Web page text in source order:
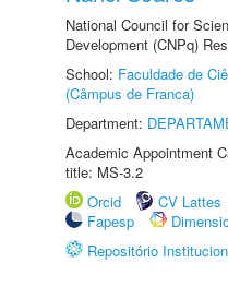
National Council for
Development (CNPq)
School: Faculdade de
(Câmpus de Franca)
Department:
Academic Appointment
title: MS-3.2
Orcid
CV Lattes
Fapesp
Repositório